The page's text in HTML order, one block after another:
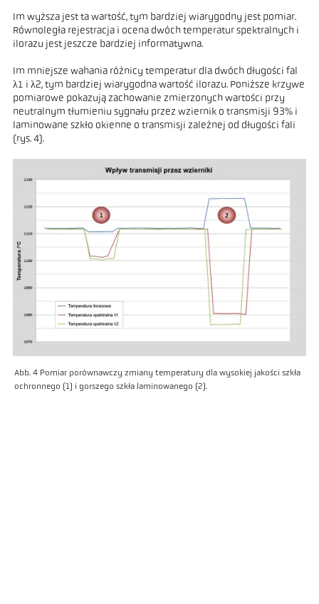
Im wyższa jest ta wartość, tym bardziej wiarygodny jest pomiar.
Równoległa rejestracja i ocena dwóch temperatur spektralnych i
ilorazu jest jeszcze bardziej informatywna.
Im mniejsze wahania różnicy temperatur dla dwóch długości fal
λ1 i λ2, tym bardziej wiarygodna wartość ilorazu. Poniższe krzywe
pomiarowe pokazują zachowanie zmierzonych wartości przy
neutralnym tłumieniu sygnału przez wziernik o transmisji 93% i
laminowane szkło okienne o transmisji zależnej od długości fali
(rys. 4).
Abb. 4 Pomiar porównawczy zmiany temperatury dla wysokiej jakości szkła
ochronnego (1) i gorszego szkła laminowanego (2).